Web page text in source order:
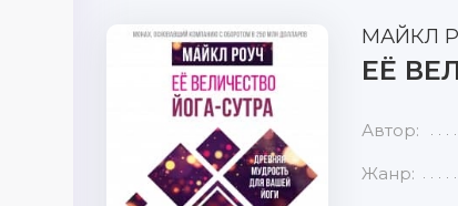
МАЙКЛ
ЕЁ
Автор:
Жанр: